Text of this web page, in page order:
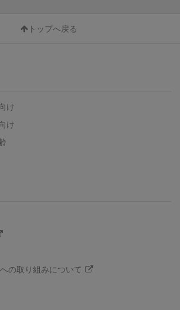
トップへ戻る
け
け
の取り組みについて